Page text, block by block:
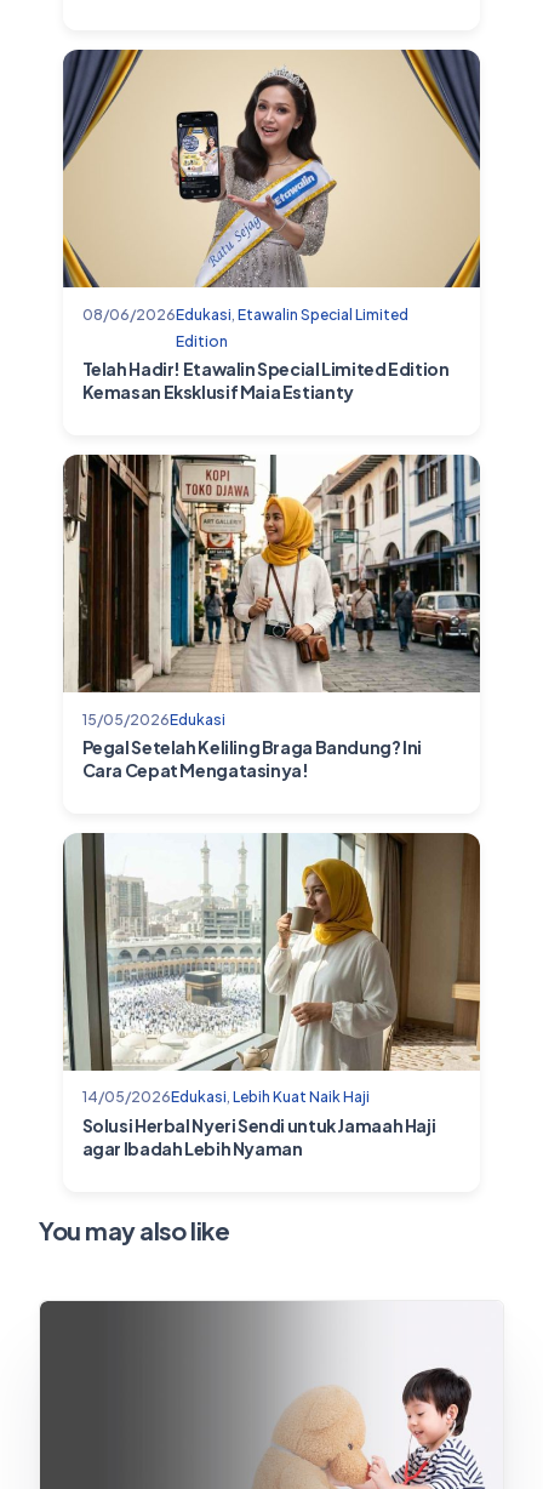
08/06/2026Edukasi Etawalin Special Limited
Edition
Telah Hadir! Etawalin Special Limited Edition
Kemasan Eksklusif Maia Estianty
15/05/2026Edukasi
Pegal Setelah Keliling Braga Bandung? Ini
Cara Cepat Mengatasinya!
14/05/2026Edukasi, Lebih Kuat Naik Haji
Solusi Herbal Nyeri Sendi untuk Jamaah Haji
agar Ibadah Lebih Nyaman
You may also like